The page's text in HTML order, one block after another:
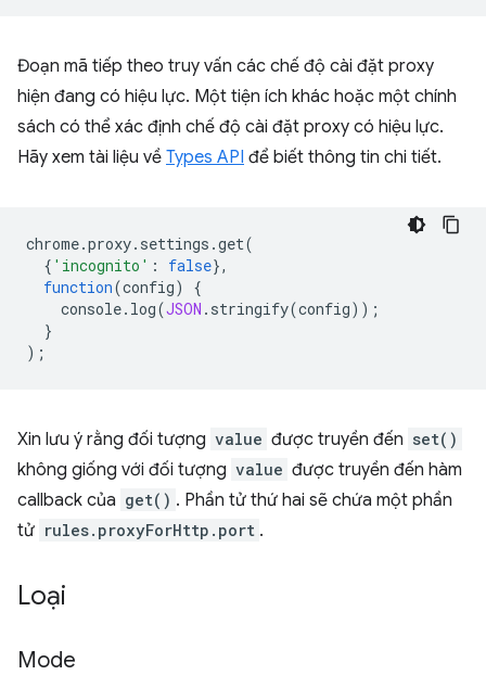
Đoạn mã tiếp theo truy vấn các chế độ cài đặt proxy
hiện đang có hiệu lực. Một tiện ích khác hoặc một chính
sách có thể xác định chế độ cài đặt proxy có hiệu lực.
Hãy xem tài liệu về Types API để biết thông tin chi tiết.
chrome.proxy. settings .get(
{ 'incognito' : false},
function(config)
{
console. log(JSON . stringify(config));
}
);
Xin lưu ý rằng đối tượng value được truyền đến set()
không giống với đối tượng value được truyền đến hàm
callback của get() . Phần tử thứ hai sẽ chứa một phần
tử rules.proxyForHttp.port .
Loại
Mode